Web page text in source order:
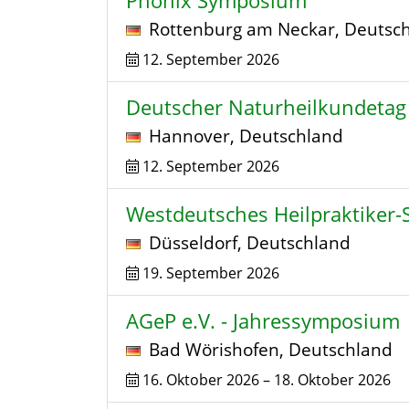
Rottenburg am Neckar,
12. September 2026
Deutscher Naturheilkundetag
Hannover, Deutschland
12. September 2026
Westdeutsches Heilpraktiker-
Düsseldorf, Deutschland
19. September 2026
AGeP e.V. - Jahressymposium
Bad Wörishofen, Deutschland
16. Oktober 2026– 18. Oktober 2026